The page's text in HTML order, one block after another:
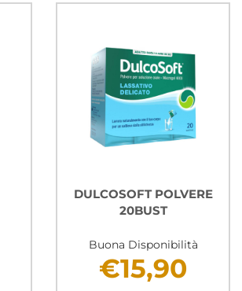
DULCOSOFT POLVERE
20BUST
Buona Disponibilità
€15,90